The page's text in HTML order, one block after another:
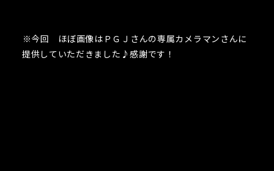
※今回 ほぼ画像はＰＧＪさんの専属カメラマンさんに
提供していただきました♪感謝です！